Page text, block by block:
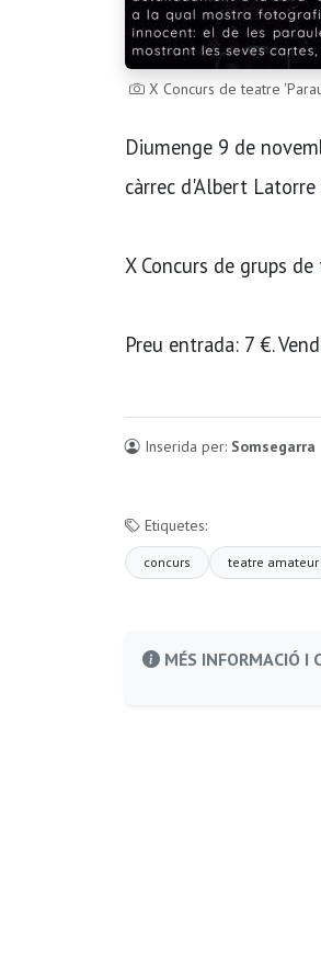
X Concurs de teatre
Diumenge 9 de
càrrec d'Albert Latorre
X Concurs de grups
Preu entrada: 7 €.
Inserida per: Somsegarra
Etiquetes:
concurs teatre amateur
MÉS INFORMACIÓ I